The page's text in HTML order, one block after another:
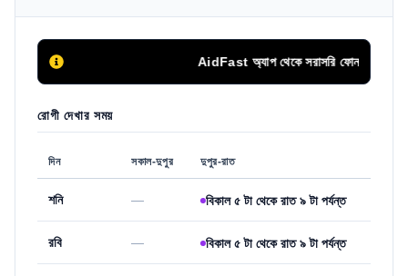
AidFast অ্যাপ থেকে সরাসরি ফোন কলের মাধ্যমে
রোগী দেখার সময়
দিন সকাল-দুপুর দুপুর-রাত
শনি — বিকাল ৫ টা থেকে রাত ৯ টা পর্যন্ত
রবি — বিকাল ৫ টা থেকে রাত ৯ টা পর্যন্ত